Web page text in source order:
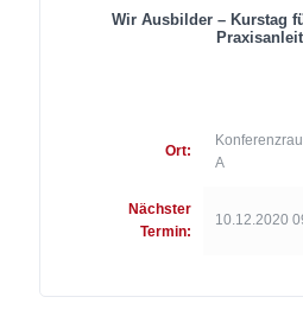
Wir Ausbilder – Kurstag
Ort:
A
Nächster
Termin:
10.12.2020